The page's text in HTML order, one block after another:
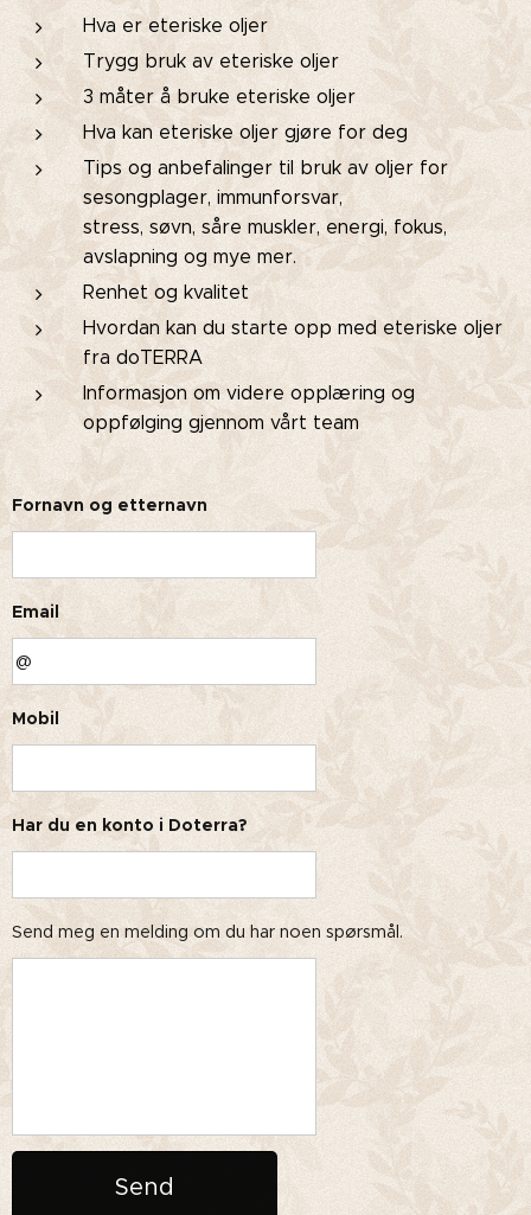
Hva er eteriske oljer
Trygg bruk av eteriske oljer
3 måter å bruke eteriske oljer
Hva kan eteriske oljer gjøre for deg
Tips og anbefalinger til bruk av oljer for
sesongplager, immunforsvar,
stress, søvn, såre muskler, energi, fokus,
avslapning og mye mer.
Renhet og kvalitet
Hvordan kan du starte opp med eteriske oljer
fra doTERRA
Informasjon om videre opplæring og
oppfølging gjennom vårt team
Fornavn og etternavn
Email
Mobil
Har du en konto i Doterra?
Send meg en melding om du har noen spørsmål.
Send